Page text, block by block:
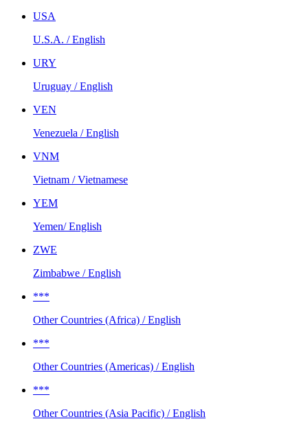
USA
U.S.A. / English
URY
Uruguay / English
VEN
Venezuela / English
VNM
Vietnam / Vietnamese
YEM
Yemen/ English
ZWE
Zimbabwe / English
***
Other Countries (Africa) / English
***
Other Countries (Americas) / English
***
Other Countries (Asia Pacific) / English